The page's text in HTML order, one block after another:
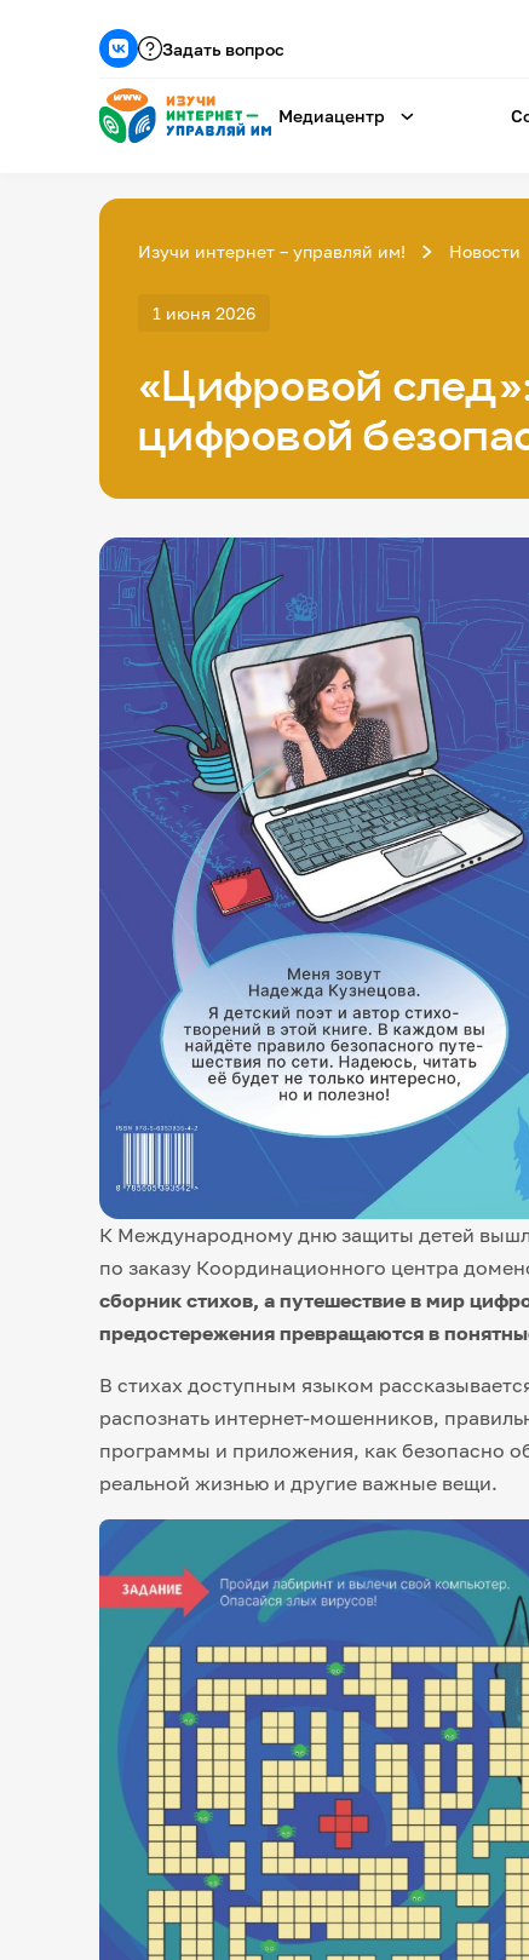
Задать вопрос
Медиацентр
Изучи интернет – управляй им! Новости
1 июня 2026
«Цифровой
цифровой
К Международному дню защиты детей
по заказу Координационного центра
сборник стихов, а путешествие в мир
предостережения превращаются в
В стихах доступным языком
распознать интернет-мошенников,
программы и приложения, как безопасно
реальной жизнью и другие важные вещи.